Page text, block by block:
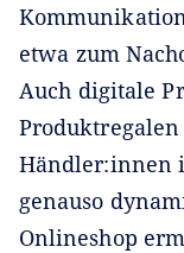
etwa zum
Auch digitale
Händler:innen
genauso
Onlineshop